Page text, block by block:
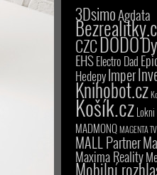
3DsimoAgdata
CZCDODO
EHSElectro Dad
HedepyImper
Knihobot.cz
Košík.czLokni
MADMONQMAGENTA TV
MALL Partner
Maxima Reality
Mobilní